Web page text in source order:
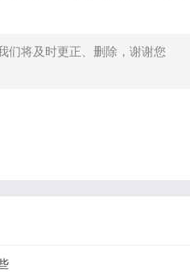
们将及时更正、删除，谢谢您